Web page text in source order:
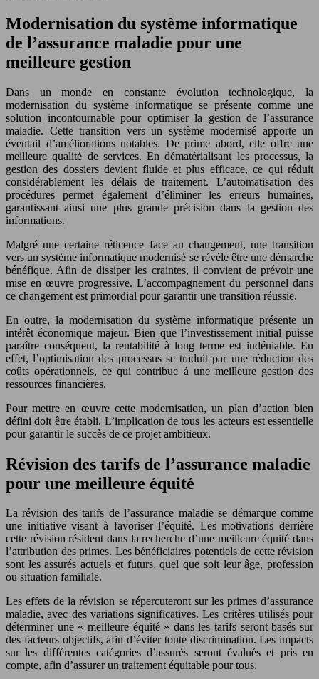
Modernisation du système informatique
de l’assurance maladie pour une
meilleure gestion
Dans un monde en constante évolution technologique, la
modernisation du système informatique se présente comme une
solution incontournable pour optimiser la gestion de l’assurance
maladie. Cette transition vers un système modernisé apporte un
éventail d’améliorations notables. De prime abord, elle offre une
meilleure qualité de services. En dématérialisant les processus, la
gestion des dossiers devient fluide et plus efficace, ce qui réduit
considérablement les délais de traitement. L’automatisation des
procédures permet également d’éliminer les erreurs humaines,
garantissant ainsi une plus grande précision dans la gestion des
informations.
Malgré une certaine réticence face au changement, une transition
vers un système informatique modernisé se révèle être une démarche
bénéfique. Afin de dissiper les craintes, il convient de prévoir une
mise en œuvre progressive. L’accompagnement du personnel dans
ce changement est primordial pour garantir une transition réussie.
En outre, la modernisation du système informatique présente un
intérêt économique majeur. Bien que l’investissement initial puisse
paraître conséquent, la rentabilité à long terme est indéniable. En
effet, l’optimisation des processus se traduit par une réduction des
coûts opérationnels, ce qui contribue à une meilleure gestion des
ressources financières.
Pour mettre en œuvre cette modernisation, un plan d’action bien
défini doit être établi. L’implication de tous les acteurs est essentielle
pour garantir le succès de ce projet ambitieux.
Révision des tarifs de l’assurance maladie
pour une meilleure équité
La révision des tarifs de l’assurance maladie se démarque comme
une initiative visant à favoriser l’équité. Les motivations derrière
cette révision résident dans la recherche d’une meilleure équité dans
l’attribution des primes. Les bénéficiaires potentiels de cette révision
sont les assurés actuels et futurs, quel que soit leur âge, profession
ou situation familiale.
Les effets de la révision se répercuteront sur les primes d’assurance
maladie, avec des variations significatives. Les critères utilisés pour
déterminer une « meilleure équité » dans les tarifs seront basés sur
des facteurs objectifs, afin d’éviter toute discrimination. Les impacts
sur les différentes catégories d’assurés seront évalués et pris en
compte, afin d’assurer un traitement équitable pour tous.